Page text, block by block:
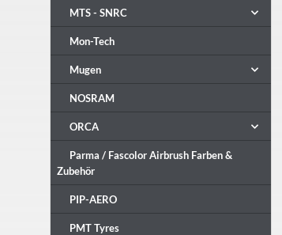
MTS - SNRC
Mon-Tech
Mugen
NOSRAM
ORCA
Parma / Fascolor Airbrush Farben &
Zubehör
PIP-AERO
PMT Tyres